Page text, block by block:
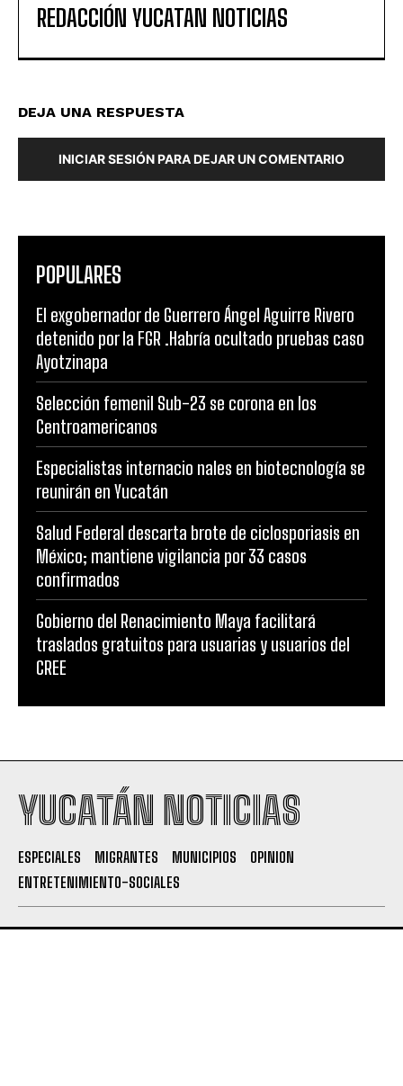
REDACCIÓN YUCATAN NOTICIAS
DEJA UNA RESPUESTA
INICIAR SESIÓN PARA DEJAR UN COMENTARIO
POPULARES
El exgobernador de Guerrero Ángel Aguirre Rivero
detenido por la FGR .Habría ocultado pruebas caso
Ayotzinapa
Selección femenil Sub-23 se corona en los
Centroamericanos
Especialistas internacio nales en biotecnología se
reunirán en Yucatán
Salud Federal descarta brote de ciclosporiasis en
México; mantiene vigilancia por 33 casos
confirmados
Gobierno del Renacimiento Maya facilitará
traslados gratuitos para usuarias y usuarios del
CREE
YUCATÁN NOTICIAS
ESPECIALES MIGRANTES MUNICIPIOS
OPINION
ENTRETENIMIENTO-SOCIALES